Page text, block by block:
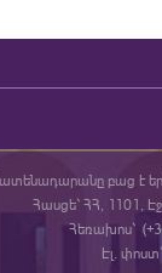
բաց է
Հասցե` ՀՀ, 1101,
Հեռախոս`
Էլ.